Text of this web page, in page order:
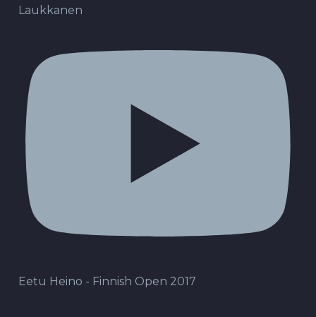
Laukkanen
Eetu Heino - Finnish Open 2017